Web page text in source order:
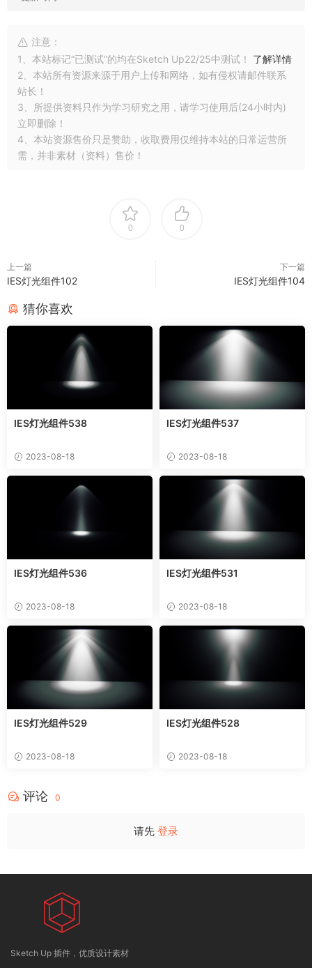
注意：
1、本站标记“已测试”的均在Sketch Up22/25中测试！ 了解详情
2、本站所有资源来源于用户上传和网络，如有侵权请邮件联系
站长！
3、所提供资料只作为学习研究之用，请学习使用后(24小时内)
立即删除！
4、本站资源售价只是赞助，收取费用仅维持本站的日常运营所
需，并非素材（资料）售价！
0 0
上一篇
IES灯光组件102
下一篇
IES灯光组件104
猜你喜欢
IES灯光组件538
2023-08-18
IES灯光组件537
2023-08-18
IES灯光组件536
2023-08-18
IES灯光组件531
2023-08-18
IES灯光组件529
2023-08-18
IES灯光组件528
2023-08-18
评论 0
请先 登录
Sketch Up 插件，优质设计素材